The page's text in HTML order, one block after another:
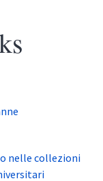
nelle collezioni